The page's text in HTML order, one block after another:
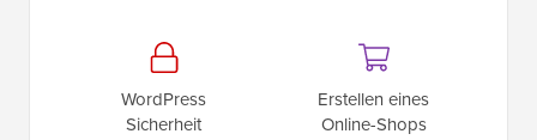
WordPress
Sicherheit
Erstellen eines
Online-Shops